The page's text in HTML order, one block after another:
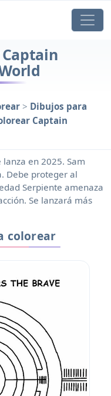
> Dibujos para
Captain
en 2025. Sam
Debe proteger al
Serpiente amenaza
Se lanzará más
colorear